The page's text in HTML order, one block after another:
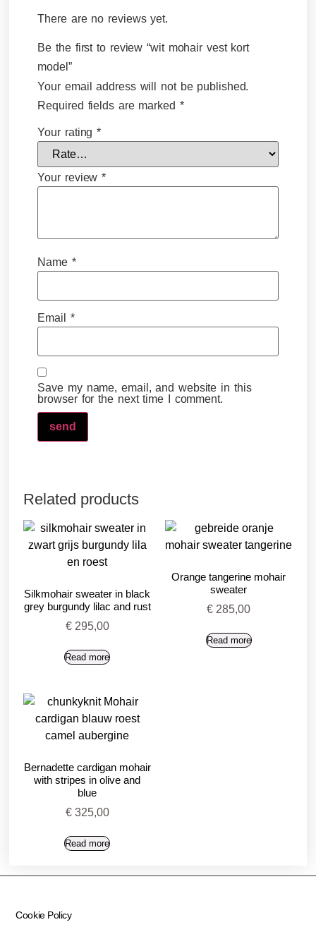
There are no reviews yet.
Be the first to review “wit mohair vest kort
model”
Your email address will not be published.
Required fields are marked *
Your rating*
Your review*
Name *
Email *
Save my name, email, and website in this
browser for the next time I comment.
Related products
Silkmohair sweater in black
grey burgundy lilac and rust
€295,00
Read more
Orange tangerine mohair
sweater
€ 285,00
Read more
Bernadette cardigan mohair
with stripes in olive and
blue
€325,00
Read more
Cookie Policy